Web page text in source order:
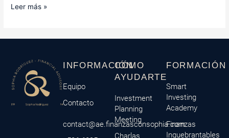
Leer más »
INFORMACIÓN
Equipo
Contacto
contact@ae.finanzasconsophia.com
CÓMO
AYUDARTE
Investment
Planning
Meeting
Charlas
FORMACIÓN
Smart
Investing
Academy
Finanzas
Inquebrantables